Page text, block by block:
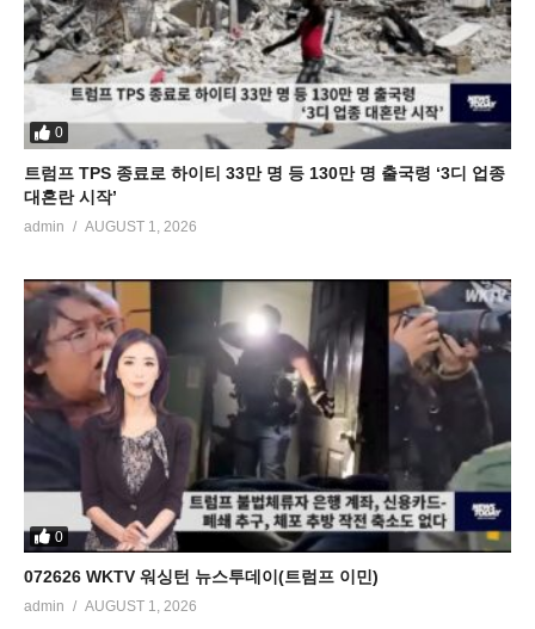
0
트럼프 TPS 종료로 하이티 33만 명 등 130만 명 출국령 ‘3디 업종
대혼란 시작’
admin AUGUST 1, 2026
0
072626 WKTV 워싱턴 뉴스투데이(트럼프 이민)
admin AUGUST 1, 2026